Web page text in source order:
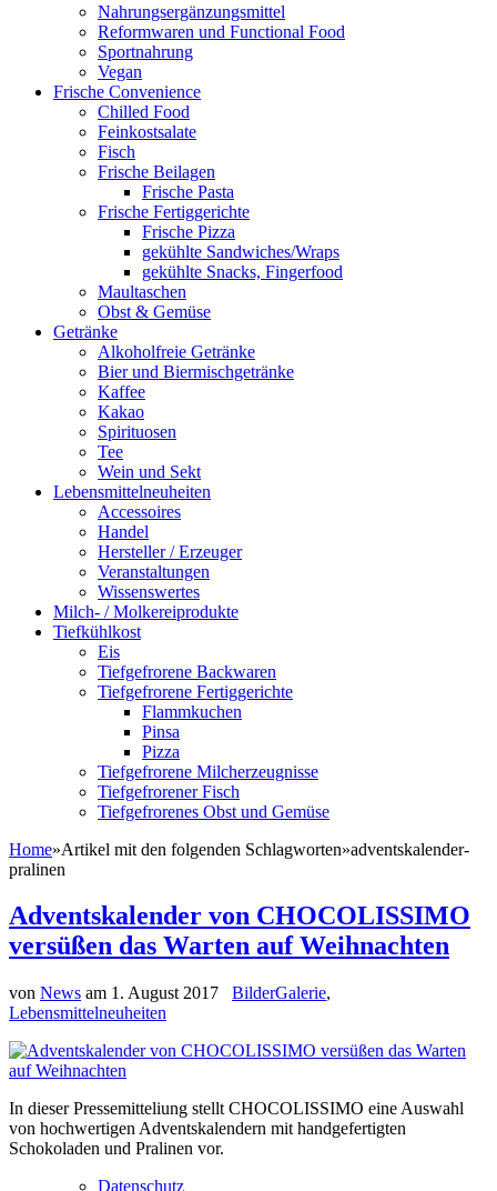
Nahrungsergänzungsmittel
Reformwaren und Functional Food
Sportnahrung
Vegan
Frische Convenience
Chilled Food
Feinkostsalate
Fisch
Frische Beilagen
Frische Pasta
Frische Fertiggerichte
Frische Pizza
gekühlte Sandwiches/Wraps
gekühlte Snacks, Fingerfood
Maultaschen
Obst & Gemüse
Getränke
Alkoholfreie Getränke
Bier und Biermischgetränke
Kaffee
Kakao
Spirituosen
Tee
Wein und Sekt
Lebensmittelneuheiten
Accessoires
Handel
Hersteller / Erzeuger
Veranstaltungen
Wissenswertes
Milch- / Molkereiprodukte
Tiefkühlkost
Eis
Tiefgefrorene Backwaren
Tiefgefrorene Fertiggerichte
Flammkuchen
Pinsa
Pizza
Tiefgefrorene Milcherzeugnisse
Tiefgefrorener Fisch
Tiefgefrorenes Obst und Gemüse
Home»Artikel mit den folgenden Schlagworten»adventskalender-
pralinen
Adventskalender von CHOCOLISSIMO
versüßen das Warten auf Weihnachten
von News am 1. August 2017 BilderGalerie,
Lebensmittelneuheiten
In dieser Pressemitteliung stellt CHOCOLISSIMO eine Auswahl
von hochwertigen Adventskalendern mit handgefertigten
Schokoladen und Pralinen vor.
Datenschutz